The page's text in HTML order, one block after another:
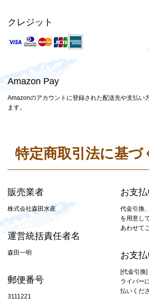
クレジット
Amazon Pay
Amazonのアカウントに登録された配送先や支払い
ます。
特定商取引法に基づ
販売業者
株式会社森田水産
運営統括責任者名
森田一明
郵便番号
3111221
お支
代金引換
を用意し
あわせて
お支
[代金引換
ライバー
払いくだ